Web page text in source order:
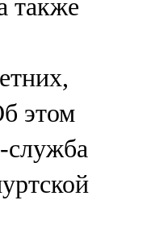
также
этом
служба